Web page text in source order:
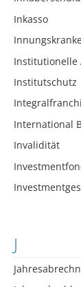
Inkasso
Institutionelle
Institutschutz
International
Invalidität
J